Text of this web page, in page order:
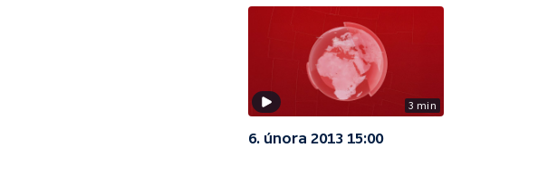
3 min
6. února 2013 15:00